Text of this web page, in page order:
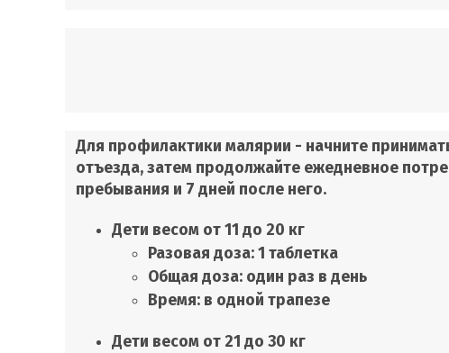
Для профилактики малярии - начните
отъезда, затем продолжайте ежедневное
пребывания и 7 дней после него.
Дети весом от 11 до 20 кг
Разовая доза: 1 таблетка
Общая доза: один раз в день
Время: в одной трапезе
Дети весом от 21 до 30 кг